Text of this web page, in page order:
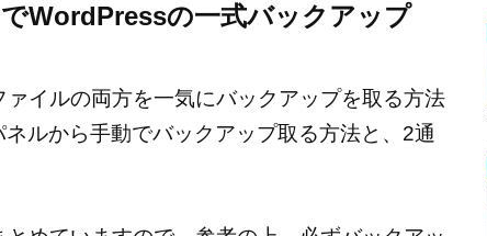
WordPressの一式バックアップ
イルの両方を一気にバックアップを取る方法
ルから手動でバックアップ取る方法と、2通